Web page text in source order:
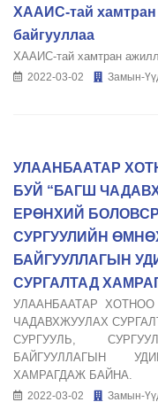
ХААИС-тай хамтран
байгууллаа
ХААИС-тай хамтран
2022-03-02 Замын-
УЛААНБААТАР
БУЙ “БАГШ
ЕРӨНХИЙ
СУРГУУЛИЙН
БАЙГУУЛЛАГЫН
СУРГАЛТАД
УЛААНБААТАР
ЧАДАВХЖУУЛАХ
СУРГУУЛЬ,
БАЙГУУЛЛАГЫН
ХАМРАГДАЖ БАЙНА.
2022-03-02 Замын-